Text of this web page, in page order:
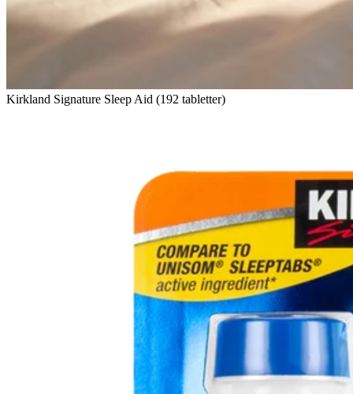
Kirkland Signature Sleep Aid (192 tabletter)